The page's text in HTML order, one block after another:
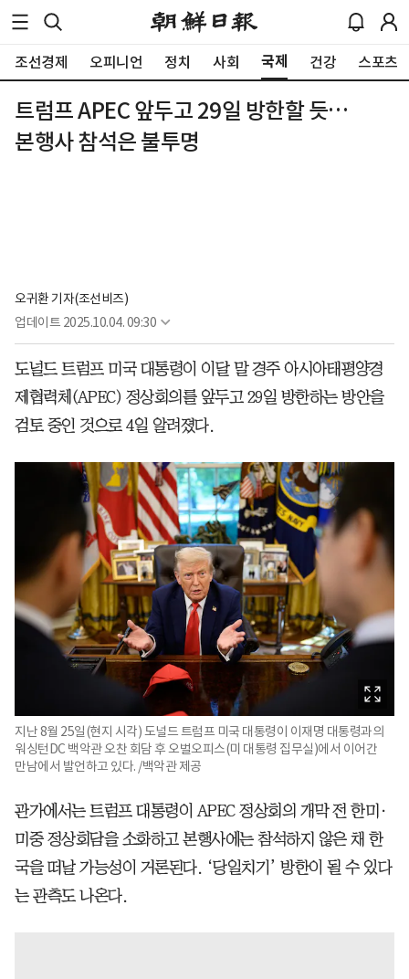
조선경제 오피니언 정치 사회 국제 건강 스포츠
트럼프 APEC 앞두고 29일 방한할 듯…
본행사 참석은 불투명
오귀환 기자(조선비즈)
업데이트 2025.10.04. 09:30
도널드 트럼프 미국 대통령이 이달 말 경주 아시아태평양경
제협력체(APEC) 정상회의를 앞두고 29일 방한하는 방안을
검토 중인 것으로 4일 알려졌다.
지난 8월 25일(현지 시각) 도널드 트럼프 미국 대통령이 이재명 대통령과의
워싱턴DC 백악관 오찬 회담 후 오벌오피스(미 대통령 집무실)에서 이어간
만남에서 발언하고 있다. /백악관 제공
관가에서는 트럼프 대통령이 APEC 정상회의 개막 전 한미·
미중 정상회담을 소화하고 본행사에는 참석하지 않은 채 한
국을 떠날 가능성이 거론된다. ‘당일치기’ 방한이 될 수 있다
는 관측도 나온다.